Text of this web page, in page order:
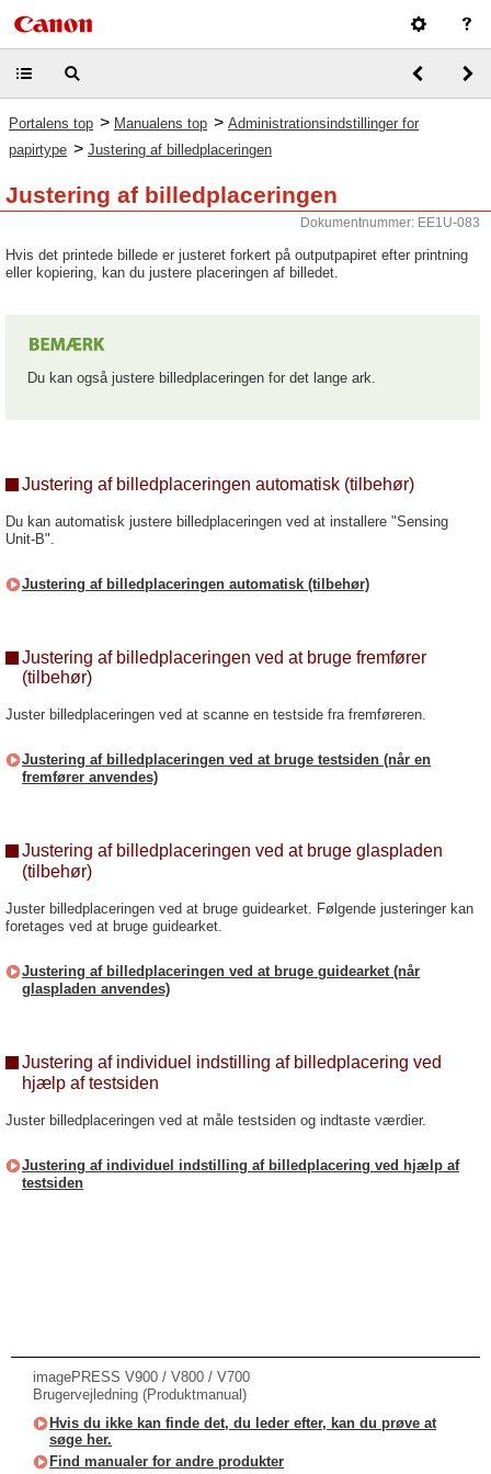
Portalens top > Manualens top > Administrationsindstillinger for
papirtype > Justering af billedplaceringen
Justering af billedplaceringen
Dokumentnummer: EE1U-083
Hvis det printede billede er justeret forkert på outputpapiret efter printning
eller kopiering, kan du justere placeringen af billedet.
Du kan også justere billedplaceringen for det lange ark.
Justering af billedplaceringen automatisk (tilbehør)
Du kan automatisk justere billedplaceringen ved at installere "Sensing
Unit-B".
Justering af billedplaceringen automatisk (tilbehør)
Justering af billedplaceringen ved at bruge fremfører
(tilbehør)
Juster billedplaceringen ved at scanne en testside fra fremføreren.
Justering af billedplaceringen ved at bruge testsiden (når en
fremfører anvendes)
Justering af billedplaceringen ved at bruge glaspladen
(tilbehør)
Juster billedplaceringen ved at bruge guidearket. Følgende justeringer kan
foretages ved at bruge guidearket.
Justering af billedplaceringen ved at bruge guidearket (når
glaspladen anvendes)
Justering af individuel indstilling af billedplacering ved
hjælp af testsiden
Juster billedplaceringen ved at måle testsiden og indtaste værdier.
Justering af individuel indstilling af billedplacering ved hjælp af
testsiden
imagePRESS V900 / V800 / V700
Brugervejledning (Produktmanual)
Hvis du ikke kan finde det, du leder efter, kan du prøve at
søge her.
Find manualer for andre produkter